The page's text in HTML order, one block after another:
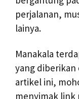
perjalanan,
lainya.
Manakala
yang
artikel ini,
menyimak link